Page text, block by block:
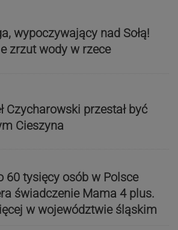
wypoczywający nad Sołą!
zrzut wody w rzece
Czycharowski przestał być
Cieszyna
60 tysięcy osób w Polsce
świadczenie Mama 4 plus.
w województwie śląskim